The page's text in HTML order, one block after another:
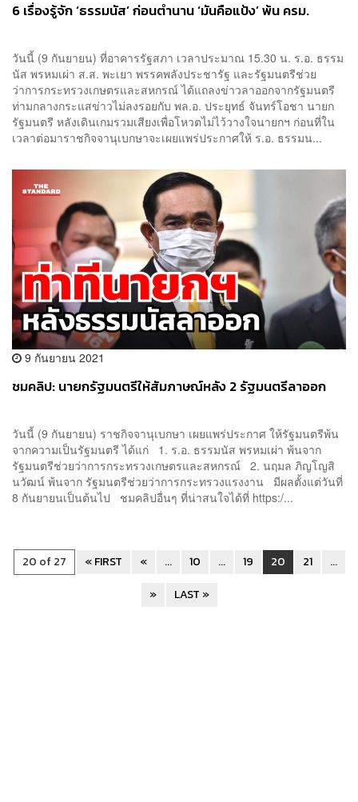
6 เรื่องรู้จัก ‘ธรรมนัส’ ก่อนตำนาน ‘มันคือแป้ง’ พ้น ครม.
วันนี้ (9 กันยายน) ที่อาคารรัฐสภา เวลาประมาณ 15.30 น. ร.อ. ธรรม
นัส พรหมเผ่า ส.ส. พะเยา พรรคพลังประชารัฐ และรัฐมนตรีช่วย
ว่าการกระทรวงเกษตรและสหกรณ์ ได้แถลงข่าวลาออกจากรัฐมนตรี
ท่ามกลางกระแสข่าวไม่ลงรอยกับ พล.อ. ประยุทธ์ จันทร์โอชา นายก
รัฐมนตรี หลังเดินเกมรวมเสียงเพื่อโหวตไม่ไว้วางใจนายกฯ ก่อนที่ใน
เวลาต่อมาราชกิจจานุเบกษาจะเผยแพร่ประกาศให้ ร.อ. ธรรมน...
9 กันยายน 2021
ชมคลิป: นายกรัฐมนตรีให้สัมภาษณ์หลัง 2 รัฐมนตรีลาออก
วันนี้ (9 กันยายน) ราชกิจจานุเบกษา เผยแพร่ประกาศ ให้รัฐมนตรีพ้น
จากความเป็นรัฐมนตรี ได้แก่ 1. ร.อ. ธรรมนัส พรหมเผ่า พ้นจาก
รัฐมนตรีช่วยว่าการกระทรวงเกษตรและสหกรณ์ 2. นฤมล ภิญโญสิ
นวัฒน์ พ้นจาก รัฐมนตรีช่วยว่าการกระทรวงแรงงาน มีผลตั้งแต่วันที่
8 กันยายนเป็นต้นไป ชมคลิปอื่นๆ ที่น่าสนใจได้ที่ https:/...
20 of 27 « FIRST « ... 10 ... 19 20 21
...
»
LAST »